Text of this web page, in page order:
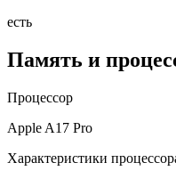
есть
Память и
Процессор
Apple A17 Pro
Характеристики